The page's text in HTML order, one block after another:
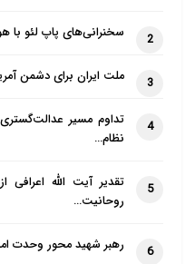
2 سخنرانی‌های پاپ لئو
3 ملت ایران برای دشمن
4
تداوم مسیر
نظام…
5
تقدیر آیت الله
روحانیت…
6 رهبر شهید محور وحدت